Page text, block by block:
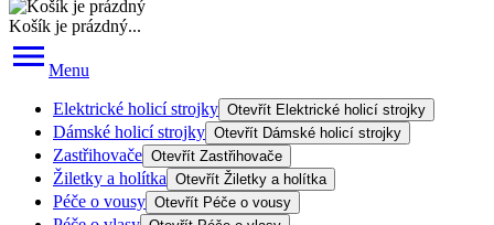
Košík je prázdný...
Menu
Elektrické holicí strojky Otevřít Elektrické holicí strojky
Dámské holicí strojky Otevřít Dámské holicí strojky
Zastřihovače Otevřít Zastřihovače
Žiletky a holítka Otevřít Žiletky a holítka
Péče o vousy Otevřít Péče o vousy